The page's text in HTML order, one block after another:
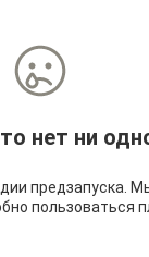
нет ни
предзапуска.
пользоваться